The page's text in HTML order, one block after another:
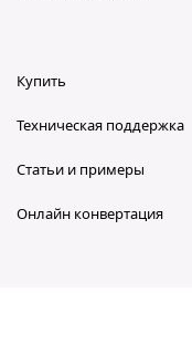
Купить
Техническая поддержка
Статьи и примеры
Онлайн конвертация